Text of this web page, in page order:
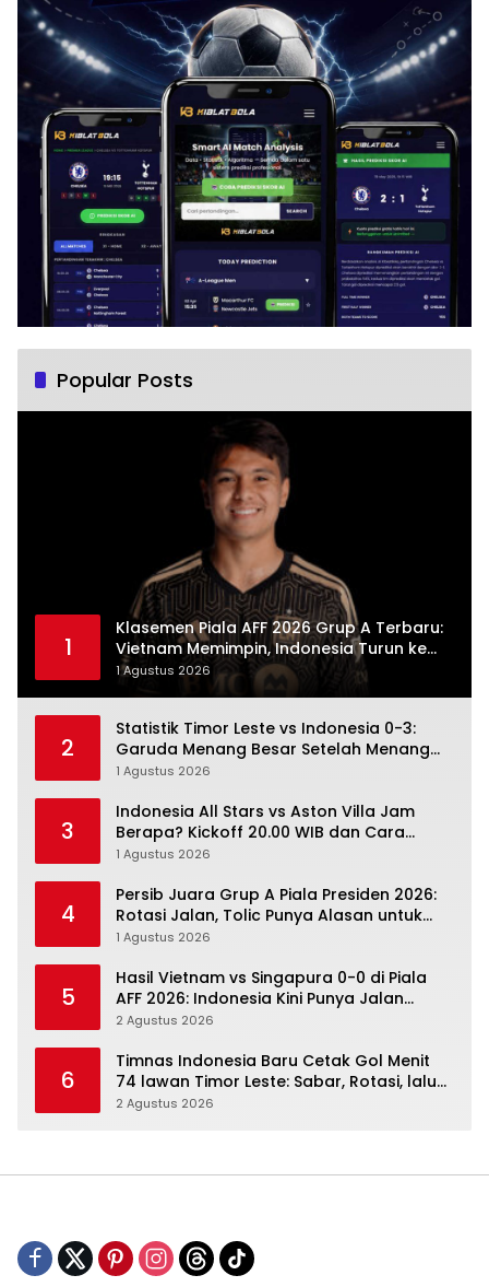
Popular Posts
1
Klasemen Piala AFF 2026 Grup A Terbaru:
Vietnam Memimpin, Indonesia Turun ke
Posisi Tiga
1 Agustus 2026
2
Statistik Timor Leste vs Indonesia 0-3:
Garuda Menang Besar Setelah Menang
Angka Lebih Dulu
1 Agustus 2026
3
Indonesia All Stars vs Aston Villa Jam
Berapa? Kickoff 20.00 WIB dan Cara
Nonton Resminya
1 Agustus 2026
4
Persib Juara Grup A Piala Presiden 2026:
Rotasi Jalan, Tolic Punya Alasan untuk
Percaya
1 Agustus 2026
5
Hasil Vietnam vs Singapura 0-0 di Piala
AFF 2026: Indonesia Kini Punya Jalan
Terbuka
2 Agustus 2026
6
Timnas Indonesia Baru Cetak Gol Menit
74 lawan Timor Leste: Sabar, Rotasi, lalu
Pecah
2 Agustus 2026